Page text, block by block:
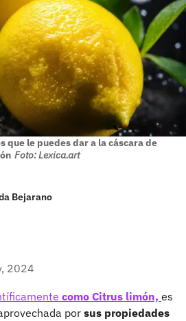
que le puedes dar a la cáscara de
Foto: Lexica.art
Bejarano
2024
como Citrus limón, es
por sus propiedades